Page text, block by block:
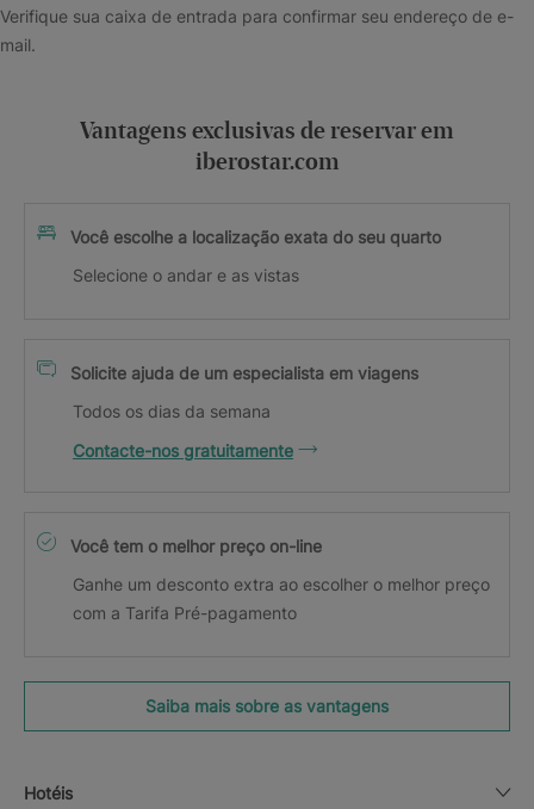
Verifique sua caixa de entrada para confirmar seu endereço de e-
mail.
Vantagens exclusivas de reservar em
iberostar.com
Você escolhe a localização exata do seu quarto
Selecione o andar e as vistas
Solicite ajuda de um especialista em viagens
Todos os dias da semana
Contacte-nos gratuitamente
Você tem o melhor preço on-line
Ganhe um desconto extra ao escolher o melhor preço
com a Tarifa Pré-pagamento
Saiba mais sobre as vantagens
Hotéis